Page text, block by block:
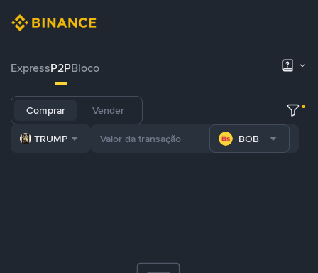
ExpressP2PBloco
Comprar Vender
TRUMP BOB